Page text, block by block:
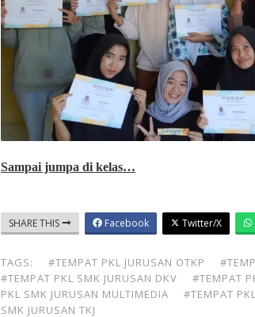
Sampai jumpa di kelas…
SHARE THIS Facebook Twitter/X
TAGS: #TEMPAT PKL JURUSAN OTKP
#TEMPAT PKL SMK JURUSAN DKV
#TEMPAT
PKL SMK JURUSAN MULTIMEDIA
#TEMPAT
SMK JURUSAN TKJ